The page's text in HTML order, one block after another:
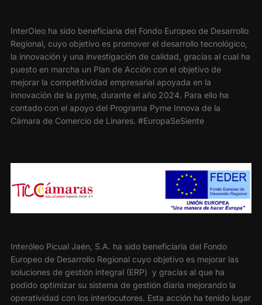
InterOleo ha sido beneficiaria del Fondo Europeo de Desarrollo
Regional, cuyo objetivo es promover el desarrollo tecnológico,
la innovación y una investigación de calidad, gracias al cual ha
puesto en marcha un Plan de Acción con el objetivo de
mejorar la competitividad empresarial apoyada en la
innovación de la pyme, durante el año 2024. Para ello ha
contado con el apoyo del Programa Pyme Innova de la
Cámara de Comercio de Linares. #EuropaSeSiente
Interóleo Picual Jaén, S.A. ha sido beneficiaria del Fondo
Europeo de Desarrollo Regional cuyo objetivo es mejorar las
soluciones de gestión integral (ERP) y gracias al que ha
podido optimizar su sistema de gestión diaria mejorando la
operatividad con los interlocutores. Esta acción ha tenido lugar